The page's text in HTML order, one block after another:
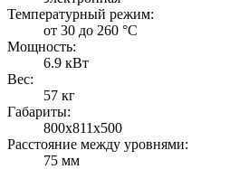
Температурный режим:
от 30 до 260 °С
Мощность:
6.9 кВт
Вес:
57 кг
Габариты:
800х811х500
Расстояние между уровнями:
75 мм